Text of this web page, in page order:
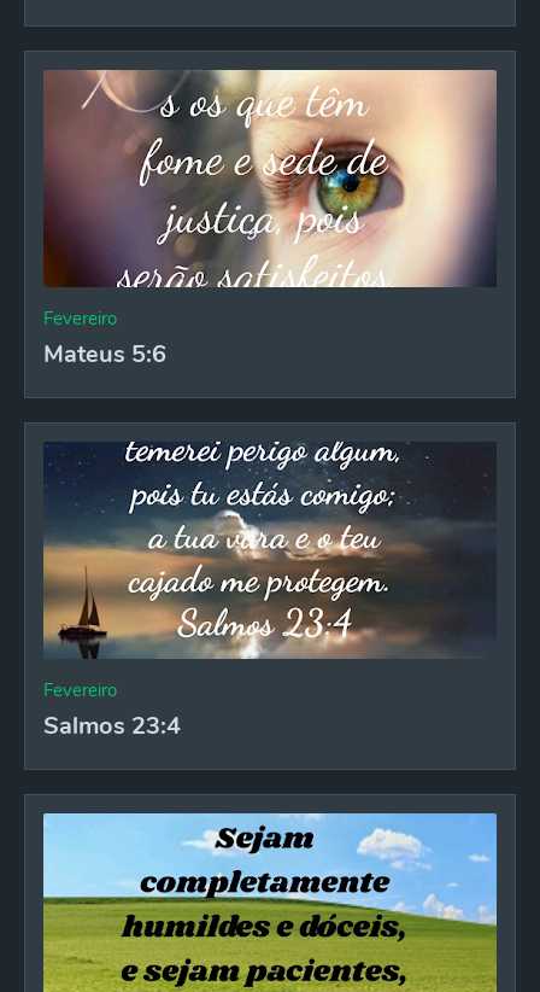
Fevereiro
Mateus 5:6
Fevereiro
Salmos 23:4